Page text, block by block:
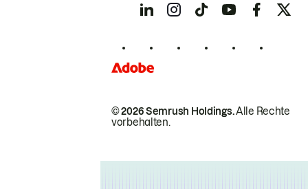
© 2026 Semrush Holdings.Alle Rechte
vorbehalten.